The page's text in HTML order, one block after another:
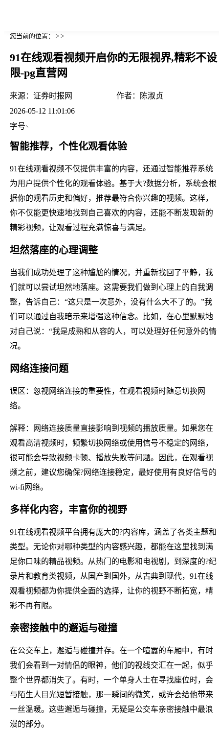
您当前的位置： > >
91在线观看视频开启你的无限视界,精彩不设
限-pg直营网
来源： 证券时报网 作者：
陈淑贞
2026-05-12 11:01:06
字号
智能推荐，个性化观看体验
91在线观看视频不仅提供丰富的内容，还通过智能推荐系统
为用户提供个性化的观看体验。基于大?数据分析，系统会根
据你的观看历史和偏好，推荐最符合你兴趣的视频。这样，
你不仅能更快速地找到自己喜欢的内容，还能不断发现新的
精彩视频，让观看过程充满惊喜与满足。
坦然落座的心理调整
当我们成功处理了这种尴尬的情况，并重新找回了平静，我
们就可以尝试坦然地落座。这需要我们做到心理上的自我调
整，告诉自己：“这只是一次意外，没有什么大不了的。”我
们可以通过自我暗示来增强这种信念。比如，在心里默默地
对自己说：“我是成熟和从容的人，可以处理好任何意外的情
况。
网络连接问题
误区：忽视网络连接的重要性，在观看视频时随意切换网
络。
解释：网络连接质量直接影响到视频的播放质量。如果您在
观看高清视频时，频繁切换网络或使用信号不稳定的网络，
很可能会导致视频卡顿、播放失败等问题。因此，在观看视
频之前，建议您确保?网络连接稳定，最好使用有良好信号的
wi-fi网络。
多样化内容，丰富你的视野
91在线观看视频平台拥有庞大的?内容库，涵盖了各类主题和
类型。无论你对哪种类型的内容感兴趣，都能在这里找到满
足你口味的精品视频。从热门的电影和电视剧，到深度的?纪
录片和教育类视频，从国产到国外，从古典到现代，91在线
观看视频都为你提供全面的选择，让你的视野不断拓宽，精
彩不再有限。
亲密接触中的邂逅与碰撞
在公交车上，邂逅与碰撞并存。在一个喧嚣的车厢中，有时
我们会看到一对情侣的眼神，他们的视线交汇在一起，似乎
整个世界都消失了。有时，一个单身人士在寻找座位时，会
与陌生人目光短暂接触，那一瞬间的微笑，或许会给他带来
一丝温暖。这些邂逅与碰撞，无疑是公交车亲密接触中最浪
漫的部分。